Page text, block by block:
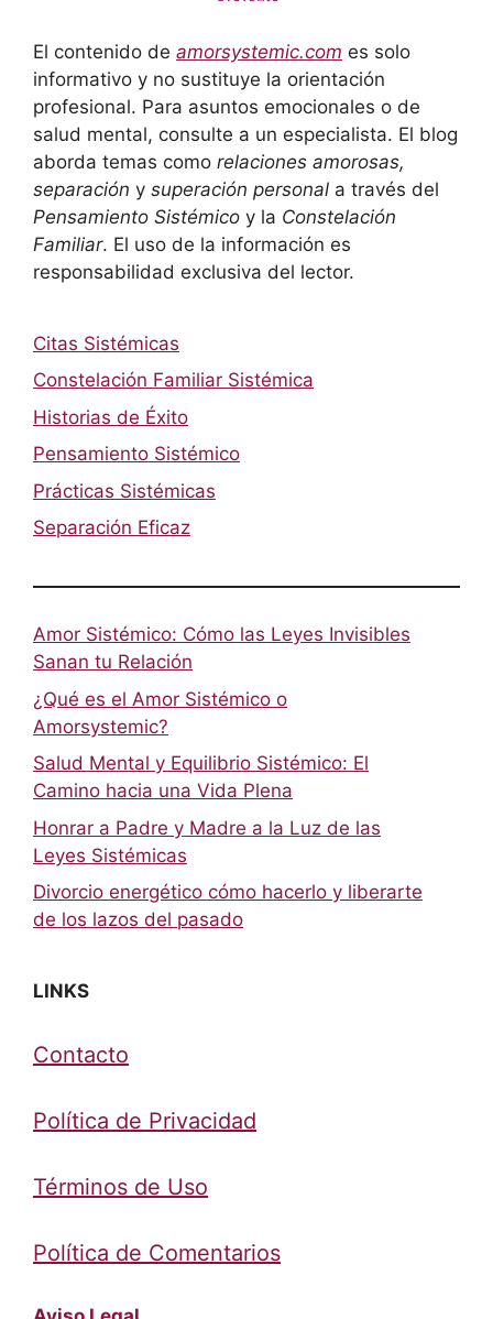
El contenido de amorsystemic.com es solo
informativo y no sustituye la orientación
profesional. Para asuntos emocionales o de
salud mental, consulte a un especialista. El blog
aborda temas como relaciones amorosas,
separación y superación personal a través del
Pensamiento Sistémico y la Constelación
Familiar. El uso de la información es
responsabilidad exclusiva del lector.
Citas Sistémicas
Constelación Familiar Sistémica
Historias de Éxito
Pensamiento Sistémico
Prácticas Sistémicas
Separación Eficaz
Amor Sistémico: Cómo las Leyes Invisibles
Sanan tu Relación
¿Qué es el Amor Sistémico o
Amorsystemic?
Salud Mental y Equilibrio Sistémico: El
Camino hacia una Vida Plena
Honrar a Padre y Madre a la Luz de las
Leyes Sistémicas
Divorcio energético cómo hacerlo y liberarte
de los lazos del pasado
LINKS
Contacto
Política de Privacidad
Términos de Uso
Política de Comentarios